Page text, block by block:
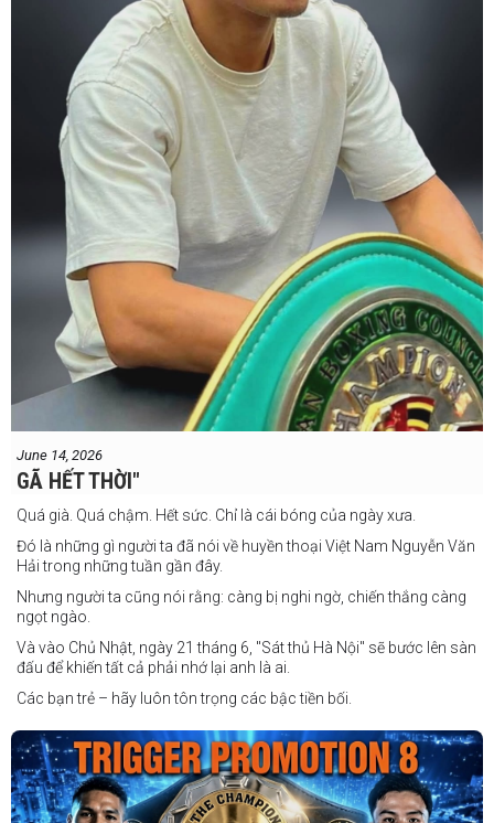
#professionalboxing
#proboxingreferee
#Tonyweeks
June 14, 2026
GÃ HẾT THỜI"
Quá già. Quá chậm. Hết sức. Chỉ là cái bóng của ngày xưa.
Đó là những gì người ta đã nói về huyền thoại Việt Nam Nguyễn Văn
Hải trong những tuần gần đây.
Nhưng người ta cũng nói rằng: càng bị nghi ngờ, chiến thắng càng
ngọt ngào.
Và vào Chủ Nhật, ngày 21 tháng 6, "Sát thủ Hà Nội" sẽ bước lên sàn
đấu để khiến tất cả phải nhớ lại anh là ai.
Các bạn trẻ – hãy luôn tôn trọng các bậc tiền bối.